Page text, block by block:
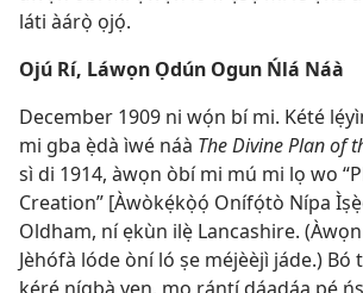
láti àárọ̀ ọjọ́.
Ojú Rí, Láwọn Ọdún Ogun Ńlá Náà
December 1909 ni wọ́n bí mi. Kété
mi gba ẹ̀dà ìwé náà The Divine Plan of
sì di 1914, àwọn òbí mi mú mi lọ wo
Creation” [Àwòkẹ́kọ̀ọ́ Onífọ́tò Nípa
Oldham, ní ẹkùn ilẹ̀ Lancashire.
Jèhófà lóde òní ló ṣe méjèèjì jáde.) Bó